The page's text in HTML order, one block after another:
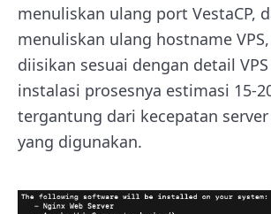
menuliskan ulang port VestaCP,
menuliskan ulang hostname
diisikan sesuai dengan detail
instalasi prosesnya estimasi 15-
tergantung dari kecepatan
yang digunakan.